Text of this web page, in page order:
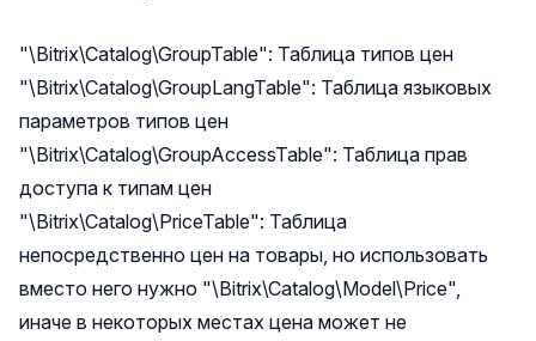
"\Bitrix\Catalog\GroupTable": Таблица типов цен
"\Bitrix\Catalog\GroupLangTable": Таблица языковых
параметров типов цен
"\Bitrix\Catalog\GroupAccessTable": Таблица прав
доступа к типам цен
"\Bitrix\Catalog\PriceTable": Таблица
непосредственно цен на товары, но использовать
вместо него нужно "\Bitrix\Catalog\Model\Price",
иначе в некоторых местах цена может не